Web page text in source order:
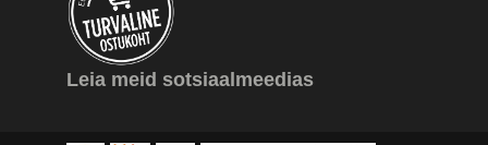
Leia meid sotsiaalmeedias